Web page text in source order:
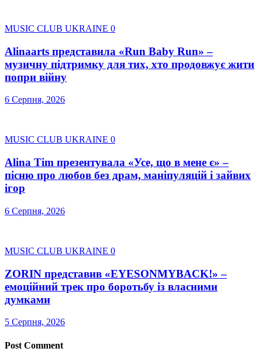
MUSIC CLUB UKRAINE 0
Alinaarts представила «Run Baby Run» –
музичну підтримку для тих, хто продовжує жити
попри війну
6 Серпня, 2026
MUSIC CLUB UKRAINE 0
Alina Tim презентувала «Усе, що в мене є» –
пісню про любов без драм, маніпуляцій і зайвих
ігор
6 Серпня, 2026
MUSIC CLUB UKRAINE 0
ZORIN представив «EYESONMYBACK!» –
емоційний трек про боротьбу із власними
думками
5 Серпня, 2026
Post Comment